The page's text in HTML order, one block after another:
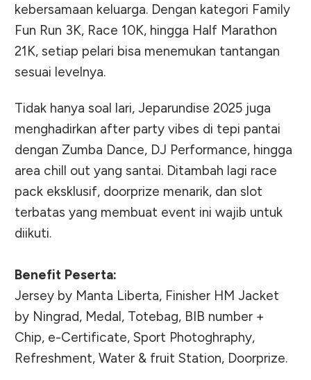
kebersamaan keluarga. Dengan kategori Family
Fun Run 3K, Race 10K, hingga Half Marathon
21K, setiap pelari bisa menemukan tantangan
sesuai levelnya.
Tidak hanya soal lari, Jeparundise 2025 juga
menghadirkan after party vibes di tepi pantai
dengan Zumba Dance, DJ Performance, hingga
area chill out yang santai. Ditambah lagi race
pack eksklusif, doorprize menarik, dan slot
terbatas yang membuat event ini wajib untuk
diikuti.
Benefit Peserta:
Jersey by Manta Liberta, Finisher HM Jacket
by Ningrad, Medal, Totebag, BIB number +
Chip, e-Certificate, Sport Photoghraphy,
Refreshment, Water & fruit Station, Doorprize.